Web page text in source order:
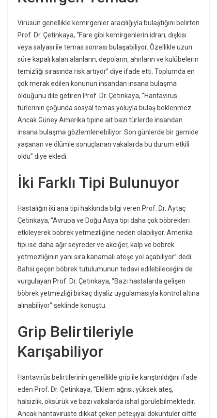
Virüsün genellikle kemirgenler aracılığıyla bulaştığını belirten
Prof. Dr. Çetinkaya, “Fare gibi kemirgenlerin idrarı, dışkısı
veya salyası ile temas sonrası bulaşabiliyor. Özellikle uzun
süre kapalı kalan alanların, depoların, ahırların ve kulübelerin
temizliği sırasında risk artıyor” diye ifade etti. Toplumda en
çok merak edilen konunun insandan insana bulaşma
olduğunu dile getiren Prof. Dr. Çetinkaya, “Hantavirüs
türlerinin çoğunda sosyal temas yoluyla bulaş beklenmez.
Ancak Güney Amerika tipine ait bazı türlerde insandan
insana bulaşma gözlemlenebiliyor. Son günlerde bir gemide
yaşanan ve ölümle sonuçlanan vakalarda bu durum etkili
oldu” diye ekledi.
İki Farklı Tipi Bulunuyor
Hastalığın iki ana tipi hakkında bilgi veren Prof. Dr. Aytaç
Çetinkaya, “Avrupa ve Doğu Asya tipi daha çok böbrekleri
etkileyerek böbrek yetmezliğine neden olabiliyor. Amerika
tipi ise daha ağır seyreder ve akciğer, kalp ve böbrek
yetmezliğinin yanı sıra kanamalı ateşe yol açabiliyor” dedi.
Bahsi geçen böbrek tutulumunun tedavi edilebileceğini de
vurgulayan Prof. Dr. Çetinkaya, “Bazı hastalarda gelişen
böbrek yetmezliği birkaç diyaliz uygulamasıyla kontrol altına
alınabiliyor” şeklinde konuştu.
Grip Belirtileriyle
Karışabiliyor
Hantavirüs belirtilerinin genellikle grip ile karıştırıldığını ifade
eden Prof. Dr. Çetinkaya, “Eklem ağrısı, yüksek ateş,
halsizlik, öksürük ve bazı vakalarda ishal görülebilmektedir.
Ancak hantavirüste dikkat çeken peteşiyal döküntüler ciltte